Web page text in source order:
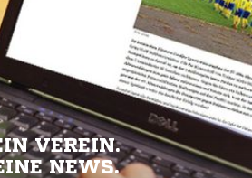
VEREIN.
NEWS.